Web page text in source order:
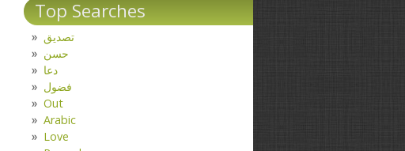
Top Searches
تصدیق
حسن
دعا
فضول
Out
Arabic
Love